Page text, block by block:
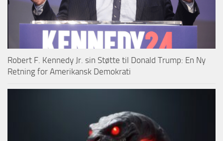
Robert F. Kennedy Jr. sin Støtte til Donald Trump: En Ny
Retning for Amerikansk Demokrati